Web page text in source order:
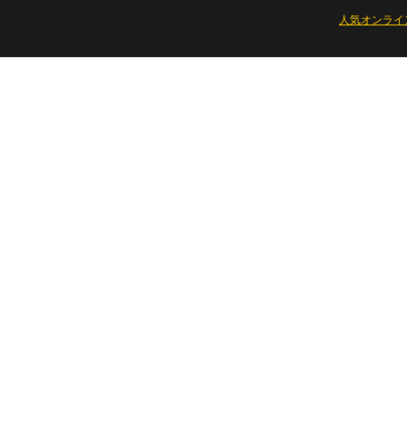
人気オンラ